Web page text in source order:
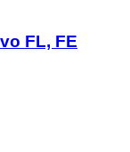
FL, FE